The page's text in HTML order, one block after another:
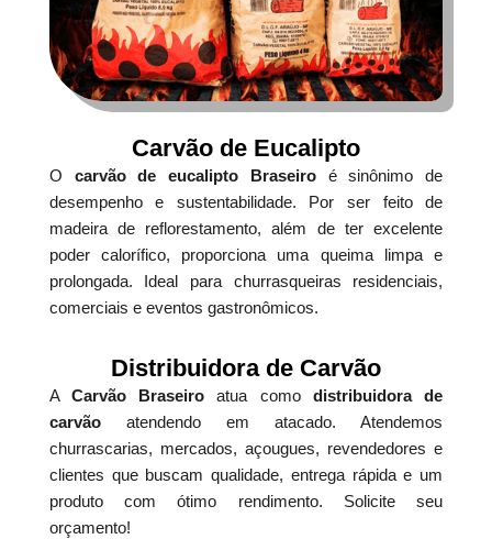
Carvão de Eucalipto
O carvão de eucalipto Braseiroé sinônimo de
desempenho e sustentabilidade. Por ser feito de
madeira de reflorestamento, além de ter excelente
poder calorífico, proporciona uma queima limpa e
prolongada. Ideal para churrasqueiras residenciais,
comerciais e eventos gastronômicos.
Distribuidora de Carvão
ACarvão Braseiro atua como distribuidora de
carvãoatendendo em atacado. Atendemos
churrascarias, mercados, açougues, revendedores e
clientes que buscam qualidade, entrega rápida e um
produto com ótimo rendimento. Solicite seu
orçamento!